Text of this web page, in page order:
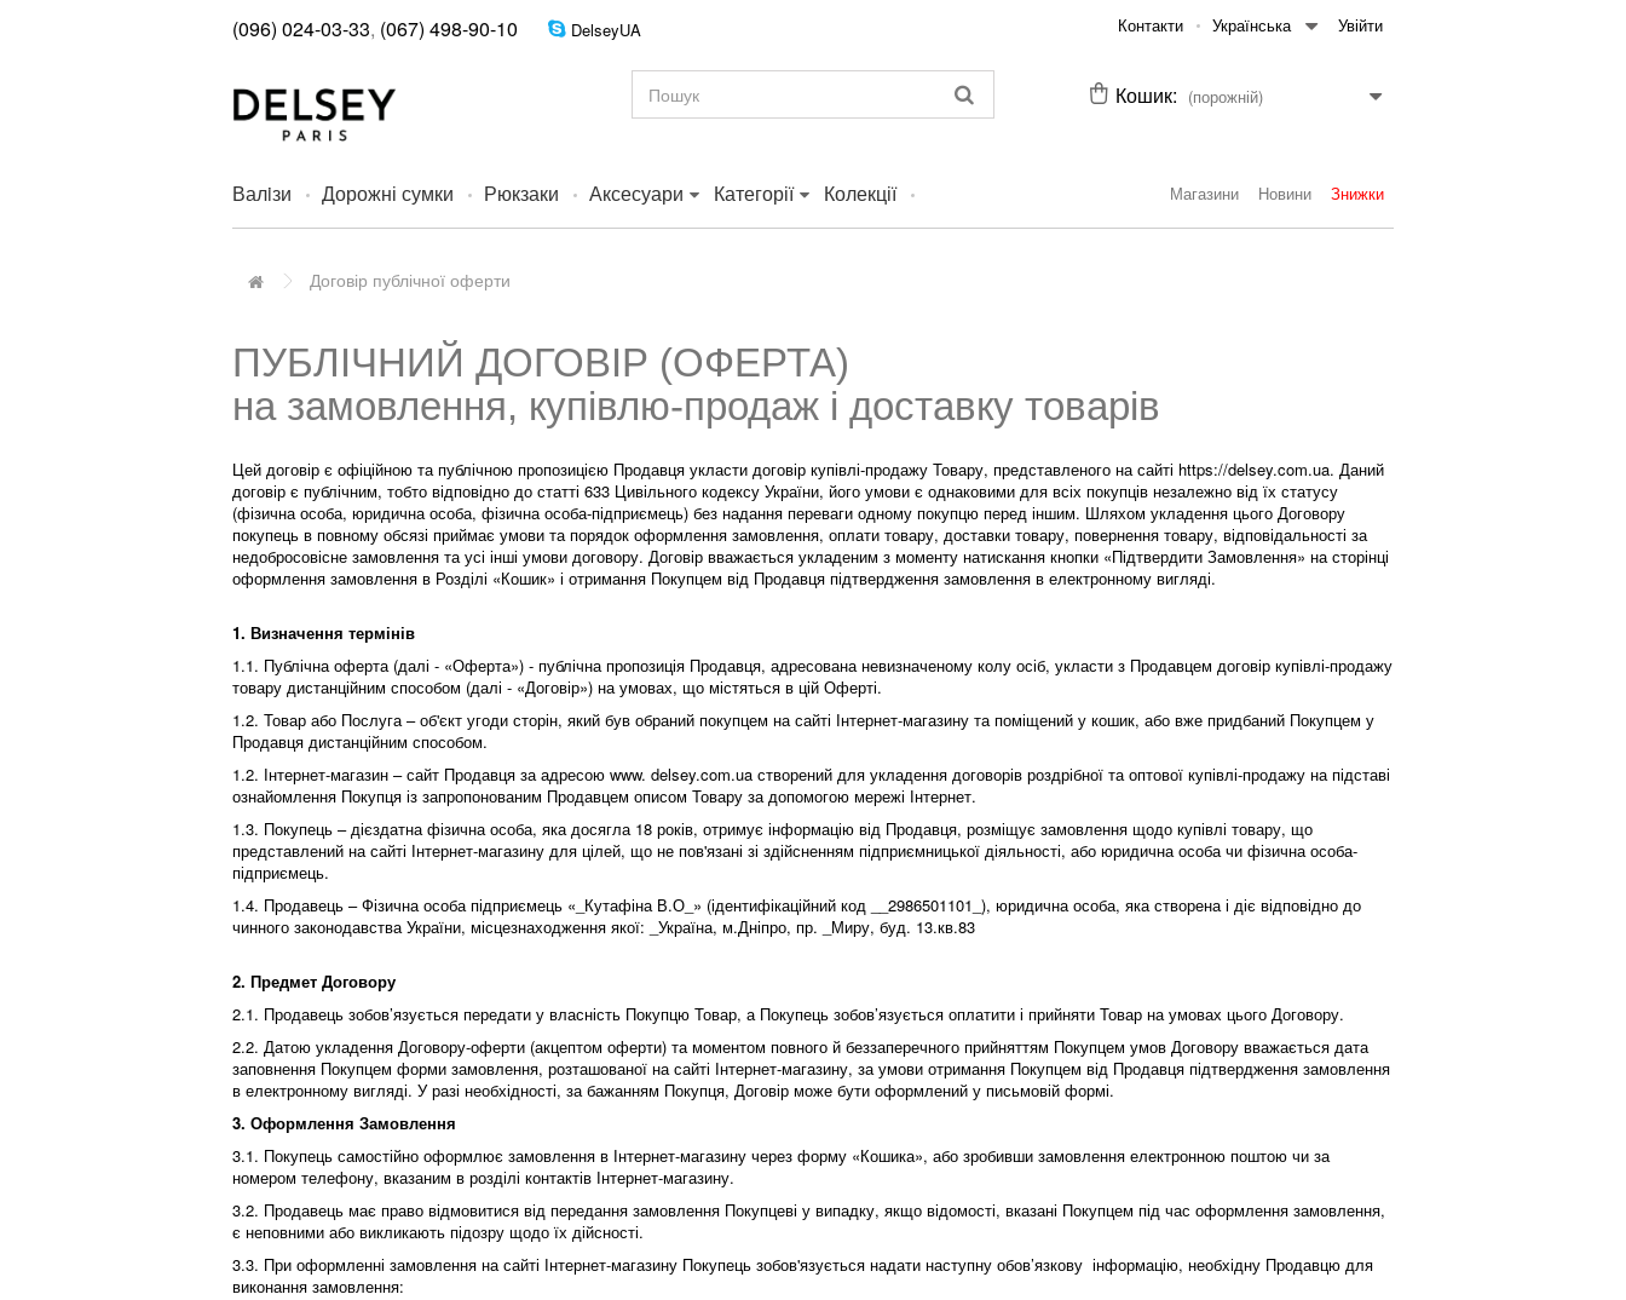
Увійти
Українська
Контакти
(096) 024-03-33, (067) 498-90-10 DelseyUA
Кошик: (порожній)
Валiзи Дорожні сумки Рюкзаки Аксесуари Категорії Колекції Магазини Новини Знижки
Договір публічної оферти
ПУБЛІЧНИЙ ДОГОВІР (ОФЕРТА)
на замовлення, купівлю-продаж і доставку товарів
Цей договір є офіційною та публічною пропозицією Продавця укласти договір купівлі-продажу Товару, представленого на сайті https://delsey.com.ua. Даний
договір є публічним, тобто відповідно до статті 633 Цивільного кодексу України, його умови є однаковими для всіх покупців незалежно від їх статусу
(фізична особа, юридична особа, фізична особа-підприємець) без надання переваги одному покупцю перед іншим. Шляхом укладення цього Договору
покупець в повному обсязі приймає умови та порядок оформлення замовлення, оплати товару, доставки товару, повернення товару, відповідальності за
недобросовісне замовлення та усі інші умови договору. Договір вважається укладеним з моменту натискання кнопки «Підтвердити Замовлення» на сторінці
оформлення замовлення в Розділі «Кошик» і отримання Покупцем від Продавця підтвердження замовлення в електронному вигляді.
1. Визначення термінів
1.1. Публічна оферта (далі - «Оферта») - публічна пропозиція Продавця, адресована невизначеному колу осіб, укласти з Продавцем договір купівлі-продажу
товару дистанційним способом (далі - «Договір») на умовах, що містяться в цій Оферті.
1.2. Товар або Послуга – об'єкт угоди сторін, який був обраний покупцем на сайті Інтернет-магазину та поміщений у кошик, або вже придбаний Покупцем у
Продавця дистанційним способом.
1.2. Інтернет-магазин – сайт Продавця за адресою www. delsey.com.ua створений для укладення договорів роздрібної та оптової купівлі-продажу на підставі
ознайомлення Покупця із запропонованим Продавцем описом Товару за допомогою мережі Інтернет.
1.3. Покупець – дієздатна фізична особа, яка досягла 18 років, отримує інформацію від Продавця, розміщує замовлення щодо купівлі товару, що
представлений на сайті Інтернет-магазину для цілей, що не пов'язані зі здійсненням підприємницької діяльності, або юридична особа чи фізична особа-
підприємець.
1.4. Продавець – Фізична особа підприємець «_Кутафіна В.О_» (ідентифікаційний код __2986501101_), юридична особа, яка створена і діє відповідно до
чинного законодавства України, місцезнаходження якої: _Україна, м.Дніпро, пр. _Миру, буд. 13.кв.83
2. Предмет Договору
2.1. Продавець зобов’язується передати у власність Покупцю Товар, а Покупець зобов’язується оплатити і прийняти Товар на умовах цього Договору.
2.2. Датою укладення Договору-оферти (акцептом оферти) та моментом повного й беззаперечного прийняттям Покупцем умов Договору вважається дата
заповнення Покупцем форми замовлення, розташованої на сайті Інтернет-магазину, за умови отримання Покупцем від Продавця підтвердження замовлення
в електронному вигляді. У разі необхідності, за бажанням Покупця, Договір може бути оформлений у письмовій формі.
3. Оформлення Замовлення
3.1. Покупець самостійно оформлює замовлення в Інтернет-магазину через форму «Кошика», або зробивши замовлення електронною поштою чи за
номером телефону, вказаним в розділі контактів Інтернет-магазину.
3.2. Продавець має право відмовитися від передання замовлення Покупцеві у випадку, якщо відомості, вказані Покупцем під час оформлення замовлення,
є неповними або викликають підозру щодо їх дійсності.
3.3. При оформленні замовлення на сайті Інтернет-магазину Покупець зобов'язується надати наступну обов’язкову інформацію, необхідну Продавцю для
виконання замовлення: